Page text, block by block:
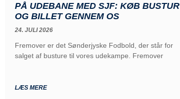
PÅ UDEBANE MED SJF: KØB BUSTUR
OG BILLET GENNEM OS
24. JULI 2026
Fremover er det Sønderjyske Fodbold, der står for
salget af busture til vores udekampe. Fremover
LÆS MERE